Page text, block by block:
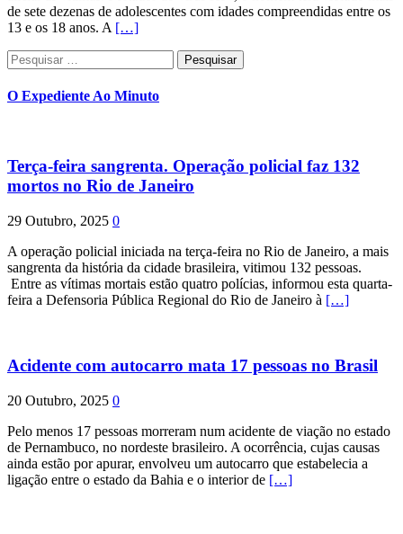
de sete dezenas de adolescentes com idades compreendidas entre os
13 e os 18 anos. A […]
Pesquisar
por:
O Expediente Ao Minuto
Terça-feira sangrenta. Operação policial faz 132
mortos no Rio de Janeiro
29 Outubro, 2025 0
A operação policial iniciada na terça-feira no Rio de Janeiro, a mais
sangrenta da história da cidade brasileira, vitimou 132 pessoas.
Entre as vítimas mortais estão quatro polícias, informou esta quarta-
feira a Defensoria Pública Regional do Rio de Janeiro à […]
Acidente com autocarro mata 17 pessoas no Brasil
20 Outubro, 2025 0
Pelo menos 17 pessoas morreram num acidente de viação no estado
de Pernambuco, no nordeste brasileiro. A ocorrência, cujas causas
ainda estão por apurar, envolveu um autocarro que estabelecia a
ligação entre o estado da Bahia e o interior de […]